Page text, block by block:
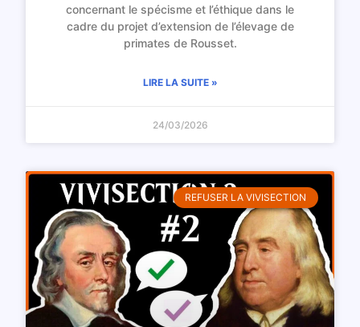
concernant le spécisme et l’éthique dans le
cadre du projet d’extension de l’élevage de
primates de Rousset.
LIRE LA SUITE »
24/03/2026
REFUSER LA VIVISECTION